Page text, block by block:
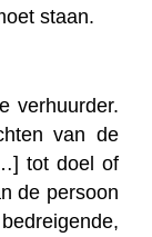
staan.
verhuurder.
van de
tot doel of
de persoon